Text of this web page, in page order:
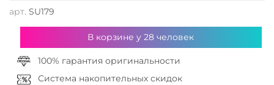
арт. SU179
В корзине у28 человек
100% гарантия оригинальности
Система накопительных скидок